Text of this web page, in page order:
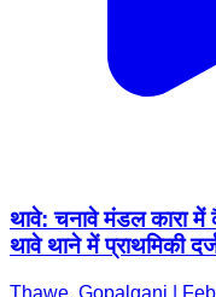
थावे: चनावे मंडल कारा में
थावे थाने में प्राथमिकी
Thawe, Gopalganj |